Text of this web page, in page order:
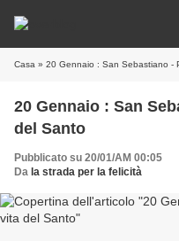
Casa » 20 Gennaio : San Sebastiano -
20 Gennaio : San
del Santo
Pubblicato su 20/01/AM 00:05
Da la strada per la felicità